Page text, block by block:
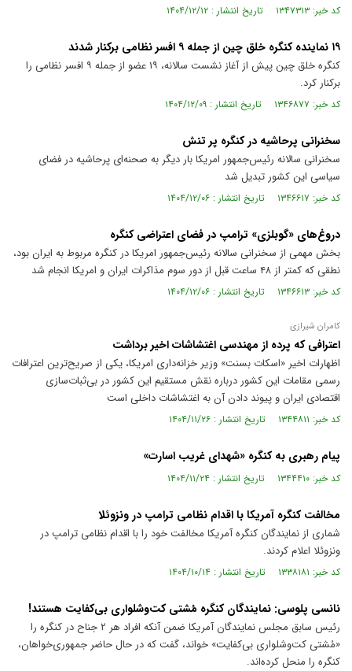
کد خبر: ۱۳۴۷۳۱۳ تاریخ انتشار : ۱۴۰۴/۱۲/۱۲
۱۹ نماینده کنگره خلق چین از جمله ۹ افسر نظامی برکنار شدند
کنگره خلق چین پیش از آغاز نشست سالانه، ۱۹ عضو از جمله ۹ افسر نظامی را
برکنار کرد.
کد خبر: ۱۳۴۶۸۷۷ تاریخ انتشار : ۱۴۰۴/۱۲/۰۹
سخنرانی پرحاشیه‏ در کنگره پر تنش
سخنرانی سالانه رئیس‌جمهور امریکا بار دیگر به صحنه‌ای پرحاشیه در فضای
سیاسی این کشور تبدیل شد
کد خبر: ۱۳۴۶۶۱۷ تاریخ انتشار : ۱۴۰۴/۱۲/۰۶
دروغ‌های «گوبلزی» ترامپ در فضای اعتراضی کنگره
بخش مهمی از سخنرانی سالانه رئیس‌جمهور امریکا در کنگره مربوط به ایران بود،
نطقی که کمتر از ۴۸ ساعت قبل از دور سوم مذاکرات ایران و امریکا انجام شد
کد خبر: ۱۳۴۶۶۱۳ تاریخ انتشار : ۱۴۰۴/۱۲/۰۶
کامران شیرازی
اعترافی که پرده از مهندسی اغتشاشات اخیر برداشت
اظهارات اخیر «اسکات بسنت» وزیر خزانه‌داری امریکا، یکی از صریح‌ترین اعترافات
رسمی مقامات این کشور درباره نقش مستقیم این کشور در بی‌ثبات‌سازی
اقتصادی ایران و پیوند دادن آن به اغتشاشات داخلی است
کد خبر: ۱۳۴۴۸۱۱ تاریخ انتشار : ۱۴۰۴/۱۱/۲۶
پیام رهبری به کنگره «شهدای غریب اسارت»
کد خبر: ۱۳۴۴۴۱۰ تاریخ انتشار : ۱۴۰۴/۱۱/۲۴
مخالفت کنگره آمریکا با اقدام نظامی ترامپ در ونزوئلا
شماری از نمایندگان کنگره آمریکا مخالفت خود را با اقدام نظامی ترامپ در
ونزوئلا اعلام کردند.
کد خبر: ۱۳۳۸۱۸۱ تاریخ انتشار : ۱۴۰۴/۱۰/۱۴
نانسی پلوسی: نمایندگان کنگره مُشتی کت‌وشلواری بی‌کفایت هستند!
رئیس سابق مجلس نمایندگان آمریکا ضمن آنکه افراد هر ۲ جناح در کنگره را
«مُشتی کت‌وشلواری بی‌کفایت» خواند، گفت که در حال حاضر جمهوری‌خواهان،
کنگره را منحل کرده‌اند.